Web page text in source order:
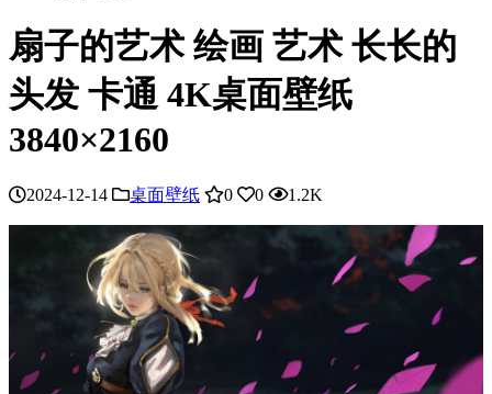
扇子的艺术 绘画 艺术 长长的
头发 卡通 4K桌面壁纸
3840×2160
2024-12-14 桌面壁纸 0 0 1.2K